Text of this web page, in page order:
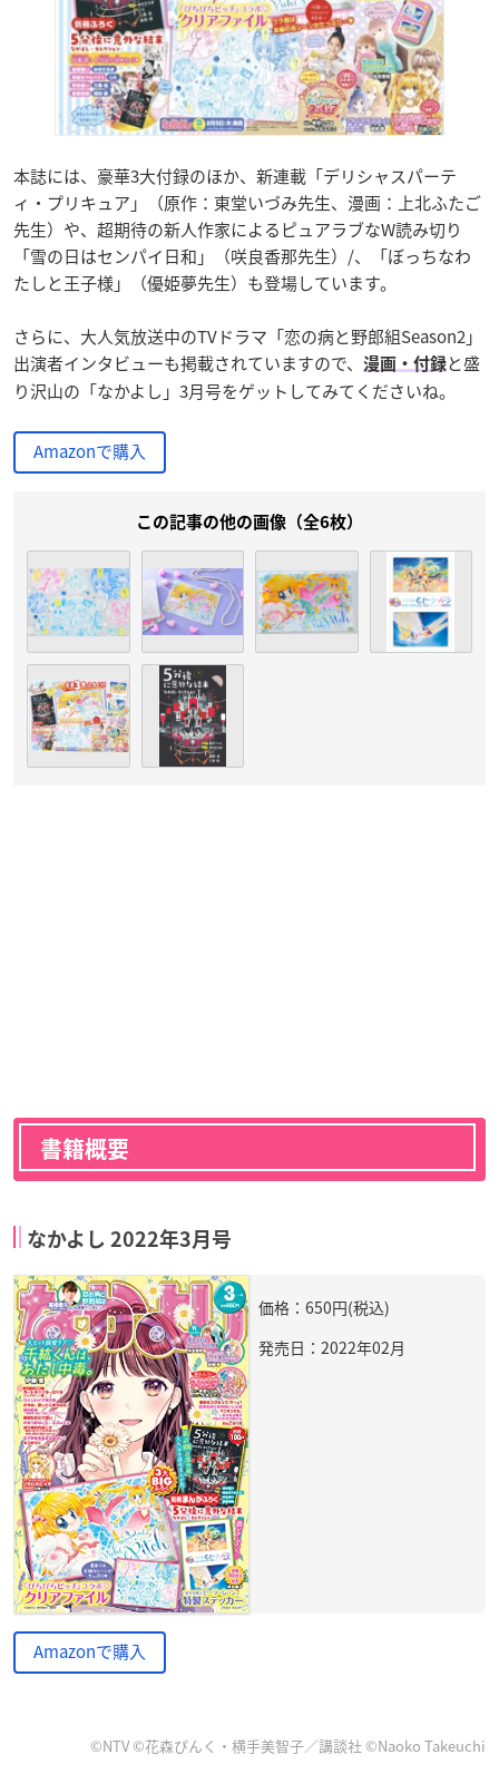
本誌には、豪華3大付録のほか、新連載「デリシャスパーテ
ィ・プリキュア」（原作：東堂いづみ先生、漫画：上北ふたご
先生）や、超期待の新人作家によるピュアラブなW読み切り
「雪の日はセンパイ日和」（咲良香那先生）/、「ぼっちなわ
たしと王子様」（優姫夢先生）も登場しています。
さらに、大人気放送中のTVドラマ「恋の病と野郎組Season2」
出演者インタビューも掲載されていますので、
漫画・付録と盛
り沢山の「なかよし」3月号をゲットしてみてくださいね。
Amazonで購入
この記事の他の画像（全6枚）
書籍概要
なかよし 2022年3月号
価格：650円(税込)
発売日：2022年02月
Amazonで購入
©NTV ©花森ぴんく・横手美智子／講談社 ©Naoko Takeuchi